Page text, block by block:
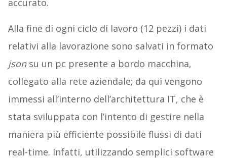
accurato.
Alla fine di ogni ciclo di lavoro (12 pezzi) i dati
relativi alla lavorazione sono salvati in formato
jsonsu un pc presente a bordo macchina,
collegato alla rete aziendale; da qui vengono
immessi all’interno dell’architettura IT, che è
stata sviluppata con l’intento di gestire nella
maniera più efficiente possibile flussi di dati
real-time. Infatti, utilizzando semplici software